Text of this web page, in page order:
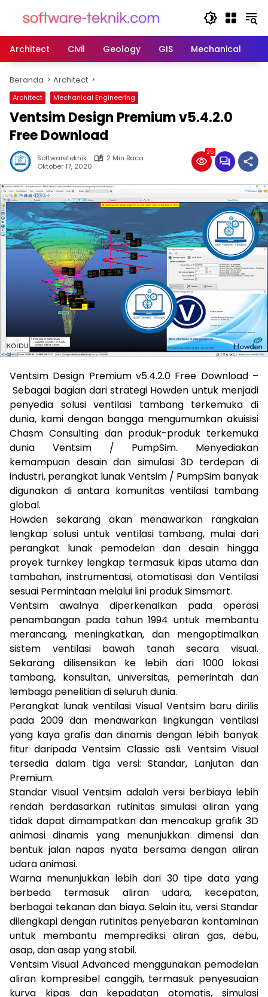
Architect
Civil Geology GIS Mechanical
Beranda Architect
Architect Mechanical Engineering
Ventsim Design Premium v5.4.2.0
Free Download
Softwareteknik
2 Min Baca
Oktober 17, 2020
25
Ventsim Design Premium v5.4.2.0 Free Download –
Sebagai bagian dari strategi Howden untuk menjadi
penyedia solusi ventilasi tambang terkemuka di
dunia, kami dengan bangga mengumumkan akuisisi
Chasm Consulting dan produk-produk terkemuka
dunia Ventsim / PumpSim. Menyediakan
kemampuan desain dan simulasi 3D terdepan di
industri, perangkat lunak Ventsim / PumpSim banyak
digunakan di antara komunitas ventilasi tambang
global.
Howden sekarang akan menawarkan rangkaian
lengkap solusi untuk ventilasi tambang, mulai dari
perangkat lunak pemodelan dan desain hingga
proyek turnkey lengkap termasuk kipas utama dan
tambahan, instrumentasi, otomatisasi dan Ventilasi
sesuai Permintaan melalui lini produk Simsmart.
Ventsim awalnya diperkenalkan pada operasi
penambangan pada tahun 1994 untuk membantu
merancang, meningkatkan, dan mengoptimalkan
sistem ventilasi bawah tanah secara visual.
Sekarang dilisensikan ke lebih dari 1000 lokasi
tambang, konsultan, universitas, pemerintah dan
lembaga penelitian di seluruh dunia.
Perangkat lunak ventilasi Visual Ventsim baru dirilis
pada 2009 dan menawarkan lingkungan ventilasi
yang kaya grafis dan dinamis dengan lebih banyak
fitur daripada Ventsim Classic asli. Ventsim Visual
tersedia dalam tiga versi: Standar, Lanjutan dan
Premium.
Standar Visual Ventsim adalah versi berbiaya lebih
rendah berdasarkan rutinitas simulasi aliran yang
tidak dapat dimampatkan dan mencakup grafik 3D
animasi dinamis yang menunjukkan dimensi dan
bentuk jalan napas nyata bersama dengan aliran
udara animasi.
Warna menunjukkan lebih dari 30 tipe data yang
berbeda termasuk aliran udara, kecepatan,
berbagai tekanan dan biaya. Selain itu, versi Standar
dilengkapi dengan rutinitas penyebaran kontaminan
untuk membantu memprediksi aliran gas, debu,
asap, dan asap yang stabil.
Ventsim Visual Advanced menggunakan pemodelan
aliran kompresibel canggih, termasuk penyesuaian
kurva kipas dan kepadatan otomatis, simulasi